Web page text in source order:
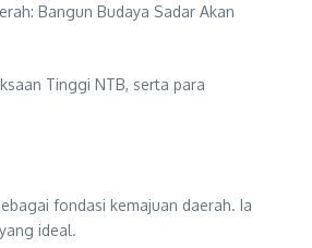
Bangun Budaya Sadar Akan
Tinggi NTB, serta para
fondasi kemajuan daerah. Ia
ideal.